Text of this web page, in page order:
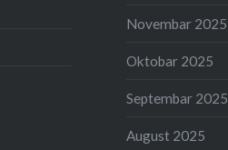
Novembar 2025
Oktobar 2025
Septembar 2025
August 2025